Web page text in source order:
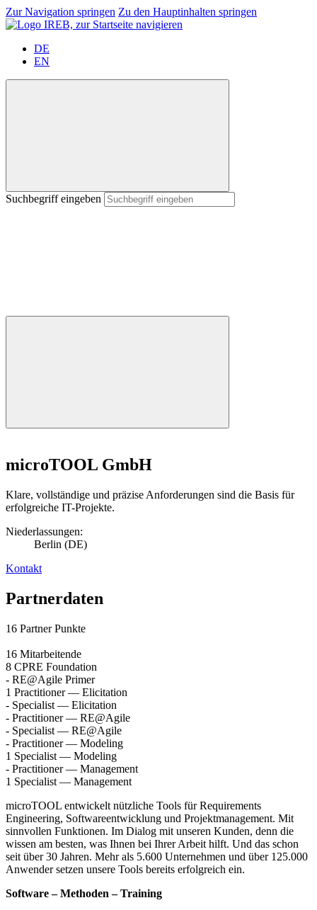
Zur Navigation springen Zu den Hauptinhalten springen
DE
EN
Suchbegriff eingeben
microTOOL GmbH
Klare, vollständige und präzise Anforderungen sind die Basis für
erfolgreiche IT-Projekte.
Niederlassungen:
Berlin (DE)
Kontakt
Partnerdaten
16 Partner Punkte
16 Mitarbeitende
8 CPRE Foundation
- RE@Agile Primer
1 Practitioner — Elicitation
- Specialist — Elicitation
- Practitioner — RE@Agile
- Specialist — RE@Agile
- Practitioner — Modeling
1 Specialist — Modeling
- Practitioner — Management
1 Specialist — Management
microTOOL entwickelt nützliche Tools für Requirements
Engineering, Softwareentwicklung und Projektmanagement. Mit
sinnvollen Funktionen. Im Dialog mit unseren Kunden, denn die
wissen am besten, was Ihnen bei Ihrer Arbeit hilft. Und das schon
seit über 30 Jahren. Mehr als 5.600 Unternehmen und über 125.000
Anwender setzen unsere Tools bereits erfolgreich ein.
Software – Methoden – Training